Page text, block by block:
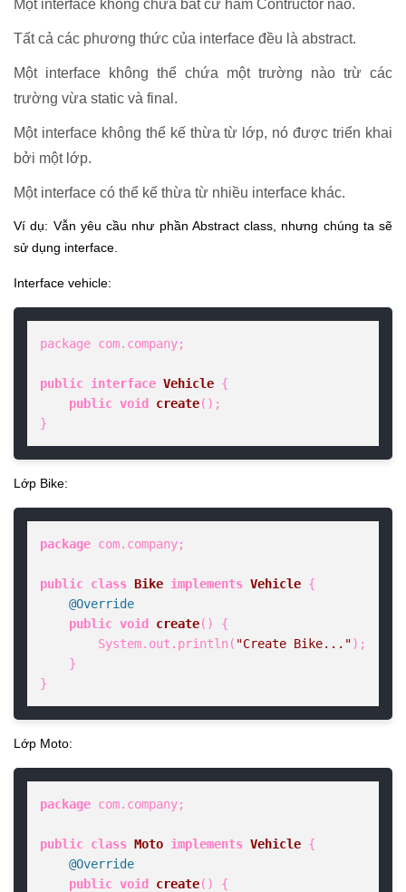
Một interface không chứa bất cứ hàm Contructor nào.
Tất cả các phương thức của interface đều là abstract.
Một interface không thể chứa một trường nào trừ các
trường vừa static và final.
Một interface không thể kế thừa từ lớp, nó được triển khai
bởi một lớp.
Một interface có thể kế thừa từ nhiều interface khác.
Ví dụ: Vẫn yêu cầu như phần Abstract class, nhưng chúng ta sẽ
sử dụng interface.
Interface vehicle:
package com.company;
public interface Vehicle {
public void create() ;
}
Lớp Bike:
package com.company;
public class Bike implements Vehicle {
@Override
public void create()
{
        System.out.println(
"Create Bike...");
}
Lớp Moto:
package com.company;
public class Moto implements Vehicle {
@Override
public void create()
{